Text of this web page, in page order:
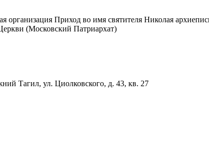
организация Приход во имя святителя Николая
(Московский Патриархат)
Тагил, ул. Циолковского, д. 43, кв. 27